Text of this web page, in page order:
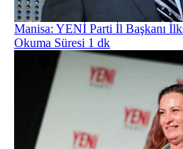
Manisa: YENİ Parti İl Başkanı
Okuma Süresi 1 dk